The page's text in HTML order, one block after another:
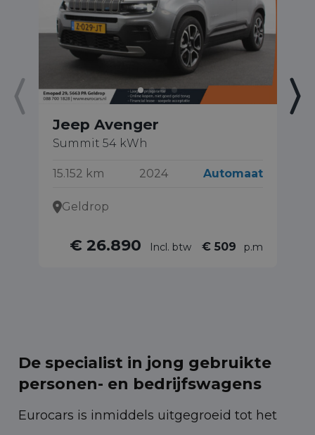
Jeep Avenger
Summit 54 kWh
15.152 km 2024 Automaat
Geldrop
€ 26.890 Incl. btw € 509 p.m
De specialist in jong gebruikte
personen- en bedrijfswagens
Eurocars is inmiddels uitgegroeid tot het